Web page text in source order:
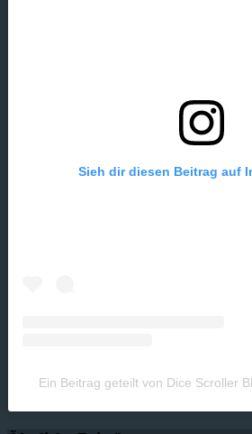
Sieh dir diesen Beitrag auf
Ein Beitrag geteilt von Dice Scroller